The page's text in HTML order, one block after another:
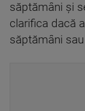
săptămâni şi
clarifica dacă
săptămâni